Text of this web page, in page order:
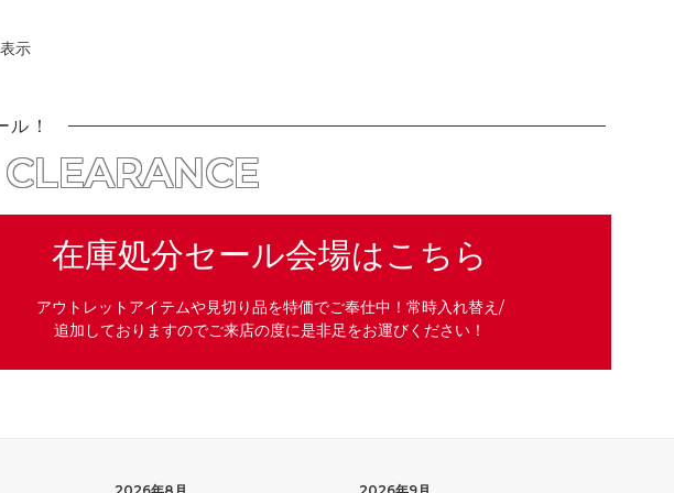
表示
！
在庫処分セール会場はこちら
アウトレットアイテムや見切り品を特価でご奉仕中！常時入れ替え/
追加しておりますのでご来店の度に是非足をお運びください！